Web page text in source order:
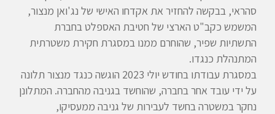
סהראי, בבקשה להחזיר את אקדחו האישי של נג'ואן מנצור,
המשמש כקב"ט הארצי של חטיבת האספלט בחברת
התשתיות שפיר, שהוחרם ממנו במסגרת חקירת משטרתית
המתנהלת כנגדו.
במסגרת עבודתו בחודש יולי 2023 הוגשה כנגד מנצור תלונה
על ידי עובד אחר בחברה, שהוחשד בגניבה מהחברה. המתלונן
נחקר במשטרה בחשד לעבירות של גניבה ממעסיקו,